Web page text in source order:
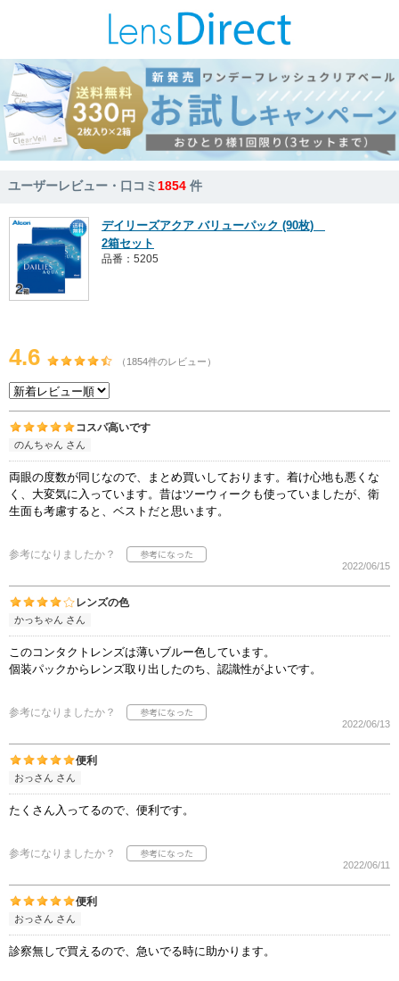
ユーザーレビュー・口コミ1854 件
デイリーズアクア バリューパック (90枚)
2箱セット
品番：5205
4.6 （1854件のレビュー）
コスパ高いです
のんちゃん さん
両眼の度数が同じなので、まとめ買いしております。着け心地も悪くな
く、大変気に入っています。昔はツーウィークも使っていましたが、衛
生面も考慮すると、ベストだと思います。
参考になりましたか？
2022/06/15
レンズの色
かっちゃん さん
このコンタクトレンズは薄いブルー色しています。
個装パックからレンズ取り出したのち、認識性がよいです。
参考になりましたか？
2022/06/13
便利
おっさん さん
たくさん入ってるので、便利です。
参考になりましたか？
2022/06/11
便利
おっさん さん
診察無しで買えるので、急いでる時に助かります。